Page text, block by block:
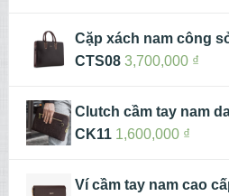
Cặp xách nam công
CTS08 3,700,000 ₫
Clutch cầm tay nam
CK11 1,600,000 ₫
Ví cầm tay nam cao